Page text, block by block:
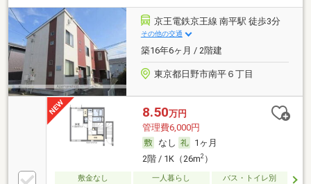
京王電鉄京王線 南平駅 徒歩3分
その他の交通
築16年6ヶ月 / 2階建
東京都日野市南平６丁目
8.50万円
管理費6,000円
なし
1ヶ月
2階 / 1K（26m2）
敷金なし 一人暮らし バス・トイレ別